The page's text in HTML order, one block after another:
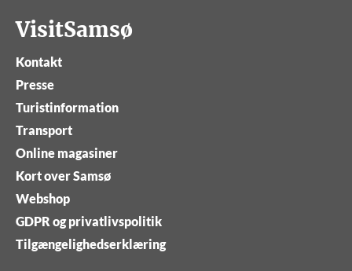
VisitSamsø
Kontakt
Presse
Turistinformation
Transport
Online magasiner
Kort over Samsø
Webshop
GDPR og privatlivspolitik
Tilgængelighedserklæring